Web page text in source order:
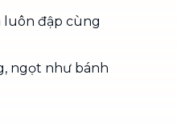
luôn đập cùng
ngọt như bánh